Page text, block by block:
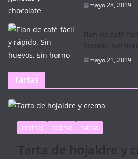
mayo 28, 2019
Flan de café
huevos, sin
mayo 21, 2019
Tartas
POSTRES RECETAS TARTAS
Tarta de hojaldre y